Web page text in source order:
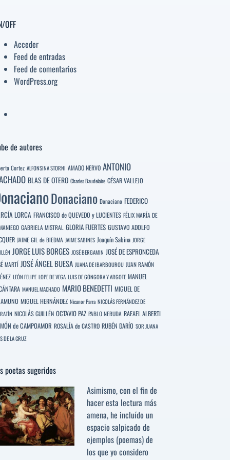
OFF
Acceder
Feed de entradas
Feed de comentarios
WordPress.org
de autores
Cortez ALFONSINA STORNI AMADO NERVO ANTONIO
BLAS DE OTERO Charles Baudelaire CÉSAR VALLEJO
Donaciano Donaciano FEDERICO
LORCA FRANCISCO de QUEVEDO y LUCIENTES FÉLIX MARÍA DE
GABRIELA MISTRAL GLORIA FUERTES GUSTAVO ADOLFO
JAIME GIL de BIEDMA JAIME SABINES Joaquín Sabina JORGE
JORGE LUIS BORGES JOSÉ BERGAMIN JOSÉ DE ESPRONCEDA
MARTÍ JOSÉ ÁNGEL BUESA JUANA DE IBARBOUROU JUAN RAMÓN
LEÓN FELIPE LOPE DE VEGA LUIS DE GÓNGORA Y ARGOTE MANUEL
MANUEL MACHADO MARIO BENEDETTI MIGUEL DE
MIGUEL HERNÁNDEZ Nicanor Parra NICOLÁS FERNÁNDEZ DE
NICOLÁS GUILLÉN OCTAVIO PAZ PABLO NERUDA RAFAEL ALBERTI
de CAMPOAMOR ROSALÍA de CASTRO RUBÉN DARÍO SOR JUANA
DE LA CRUZ
poetas sugeridos
Asimismo, con el fin de
hacer esta lectura más
amena, he incluído un
espacio salpicado de
ejemplos (poemas) de
los que yo considero